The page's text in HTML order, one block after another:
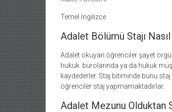
Temel İngilizce
Adalet Bölümü Stajı
Adalet okuyan öğrenciler şayet
hukuk bürolarında ya da hukuk
kaydederler. Staj bitiminde bunu
öğrenciler staj yapmamaktadırlar.
Adalet Mezunu Olduktan